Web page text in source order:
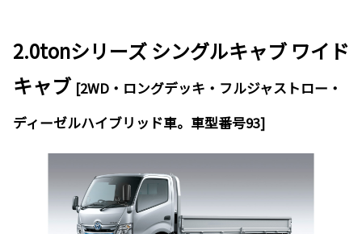
2.0tonシリーズ シングルキャブ ワイド
キャブ [2WD・ロングデッキ・フルジャストロー・
ディーゼルハイブリッド車。車型番号93]